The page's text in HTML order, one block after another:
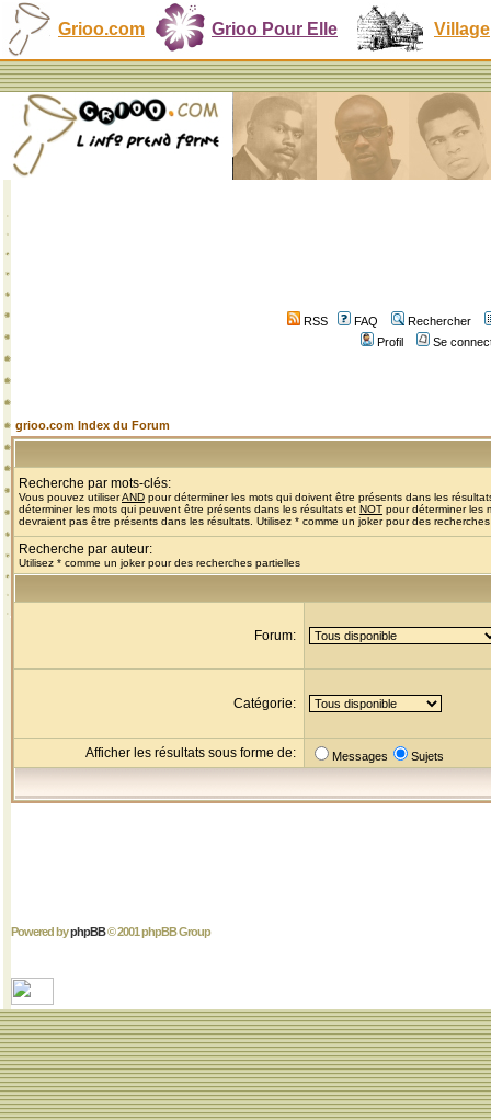
Grioo.com Grioo Pour Elle Village
RSS FAQ
Rechercher
Profil
Se
grioo.com Index du Forum
Recherche par mots-clés:
Vous pouvez utiliserAND pour déterminer les mots qui doivent être présents dans les
déterminer les mots qui peuvent être présents dans les résultats et NOT pour déterminer les
devraient pas être présents dans les résultats. Utilisez * comme un joker pour des
Recherche par auteur:
Utilisez * comme un joker pour des recherches partielles
Forum:
Catégorie:
Afficher les résultats sous forme de: Messages Sujets
Powered byphpBB© 2001 phpBB Group